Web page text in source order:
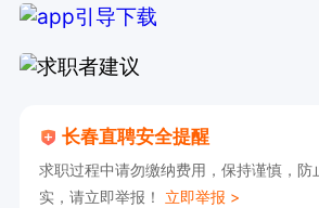
长春直聘安全提醒
求职过程中请勿缴纳费用，保持谨慎，防
实，请立即举报！ 立即举报 >